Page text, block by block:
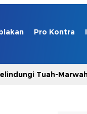
Pro Kontra
Tuah-